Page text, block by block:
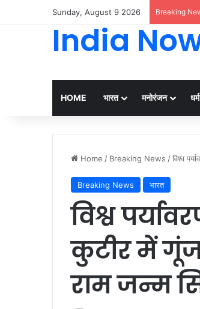
Sunday, August 9 2026 Breaking
India
HOME भारत मनोरंजन धर्म
Home / Breaking News /विश्व
Breaking News भारत
विश्व
कुटीर में
राम जन्म